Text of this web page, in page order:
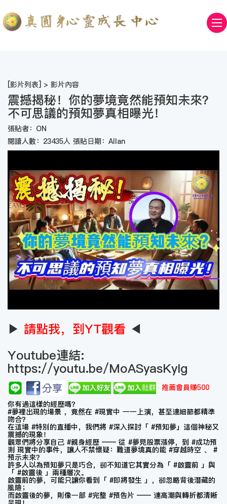
[影片列表] > 影片內容
震撼揭秘！你的夢境竟然能預知未來？
不可思議的預知夢真相曝光！
張貼者：ON
閱讀人數：23435人 張貼日期：Allan
▶ 請點我，到YT觀看 ◀
Youtube連結:
https://youtu.be/MoASyasKyIg
推薦會員賺500
你有過這樣的經歷嗎？
#夢裡出現的場景 ，竟然在 #現實中 一一上演，甚至連細節都精準
吻合？
在這場 #特別的直播中，我們將 #深入探討「 #預知夢」這個神秘又
震撼的現象！
觀眾們將分享自己 #親身經歷 —— 從 #夢見股票漲停，到 #成功預
測 現實中的事件，讓人不禁懷疑：難道夢境真的能 #穿越時空 、 #
預示未來？
許多人以為預知夢只是巧合，卻不知道它其實分為「 #啟靈前 」與
「 #啟靈後 」兩種層次。
啟靈前的夢，可能只讓你看到「 #即將發生 」，卻忽略背後潛藏的
風險；
而啟靈後的夢，則像一部 #完整 #預告片 —— 連高潮與轉折都清晰